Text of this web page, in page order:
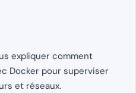
expliquer comment
Docker pour superviser
et réseaux.